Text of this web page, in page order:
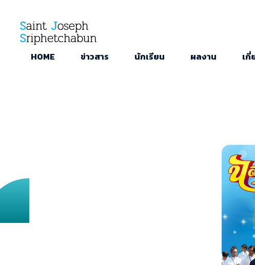
SJS
HOME ข่าวสาร นักเรียน ผลงาน เกี่